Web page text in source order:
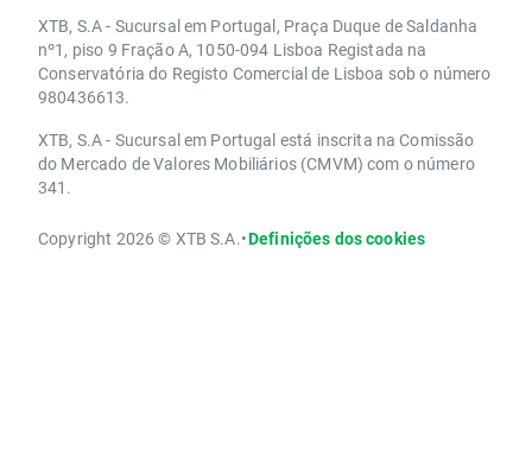
XTB, S.A - Sucursal em Portugal, Praça Duque de Saldanha
nº1, piso 9 Fração A, 1050-094 Lisboa Registada na
Conservatória do Registo Comercial de Lisboa sob o número
980436613.
XTB, S.A - Sucursal em Portugal está inscrita na Comissão
do Mercado de Valores Mobiliários (CMVM) com o número
341.
Copyright 2026 © XTB S.A.•Definições dos cookies